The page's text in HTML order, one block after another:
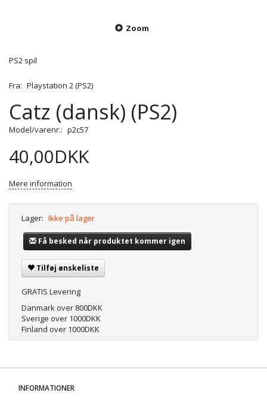
Zoom
PS2 spil
Fra: Playstation 2 (PS2)
Catz (dansk) (PS2)
Model/varenr.: p2c57
40,00DKK
Mere information
Lager: Ikke på lager
Få besked når produktet kommer igen
Tilføj ønskeliste
GRATIS Levering
Danmark over 800DKK
Sverige over 1000DKK
Finland over 1000DKK
INFORMATIONER